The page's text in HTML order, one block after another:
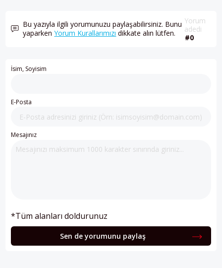
Bu yazıyla ilgili yorumunuzu paylaşabilirsiniz. Bunu
yaparkenYorum Kurallarımızı dikkate alın lütfen.
Yorum
adedi
#0
İsim, Soyisim
E-Posta
Mesajınız
*Tüm alanları doldurunuz
Sen de yorumunu paylaş